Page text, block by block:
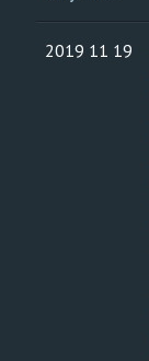
2019 11 19